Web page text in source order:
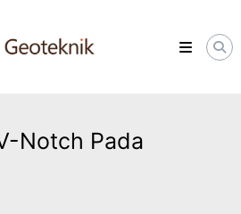
Notch Pada